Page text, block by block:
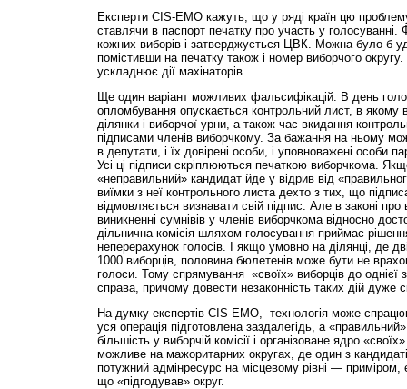
Експерти CIS-EMO кажуть, що у ряді країн цю
ставлячи в паспорт печатку про участь у
кожних виборів і затверджується ЦВК. Можна було б
помістивши на печатку також і номер виборчого округу.
ускладнює дії махінаторів.
Ще один варіант можливих фальсифікацій. В день
опломбування опускається контрольний лист, в якому
ділянки і виборчої урни, а також час вкидання
підписами членів виборчкому. За бажання на ньому
в депутати, і їх довірені особи, і уповноважені особи
Усі ці підписи скріплюються печаткою виборчкома.
«неправильний» кандидат йде у відрив від
виїмки з неї контрольного листа дехто з тих, що
відмовляється визнавати свій підпис. Але в законі
виникненні сумнівів у членів виборчкома відносно
дільнична комісія шляхом голосування приймає
неперерахунок голосів. І якщо умовно на ділянці, де
1000 виборців, половина бюлетенів може бути не
голоси. Тому спрямування «своїх» виборців до
справа, причому довести незаконність таких дій дуже
На думку експертів CIS-EMO, технологія може
уся операція підготовлена заздалегідь, а
більшість у виборчій комісії і організоване ядро
можливе на мажоритарних округах, де один з
потужний адмінресурс на місцевому рівні — приміром,
що «підгодував» округ.